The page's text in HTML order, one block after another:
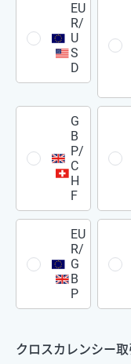
EU
R/
U
S
D
G
B
P/
C
H
F
EU
R/
G
B
P
クロスカレンシー取